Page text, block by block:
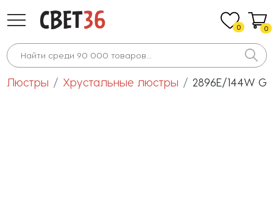
0 0
Люстры Хрустальные люстры 2896E/144W